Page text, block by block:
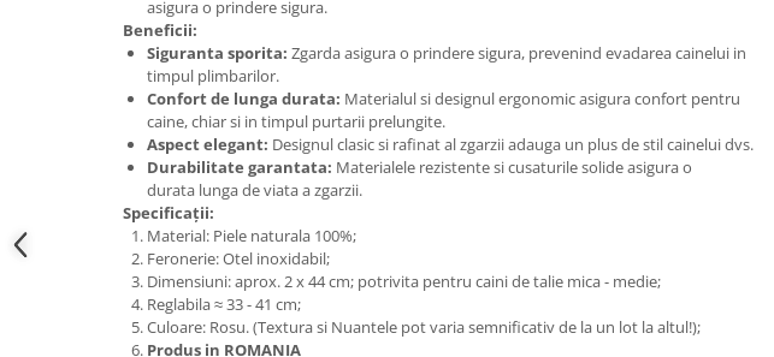
asigura o prindere sigura.
Beneficii:
Siguranta sporita: Zgarda asigura o prindere sigura, prevenind evadarea cainelui in
timpul plimbarilor.
Confort de lunga durata: Materialul si designul ergonomic asigura confort pentru
caine, chiar si in timpul purtarii prelungite.
Aspect elegant: Designul clasic si rafinat al zgarzii adauga un plus de stil cainelui dvs.
Durabilitate garantata: Materialele rezistente si cusaturile solide asigura o
durata lunga de viata a zgarzii.
Specificații:
Material: Piele naturala 100%;
Feronerie: Otel inoxidabil;
Dimensiuni: aprox. 2 x 44 cm; potrivita pentru caini de talie mica - medie;
Reglabila ≈ 33 - 41 cm;
Culoare: Rosu. (Textura si Nuantele pot varia semnificativ de la un lot la altul!);
Produs in ROMANIA